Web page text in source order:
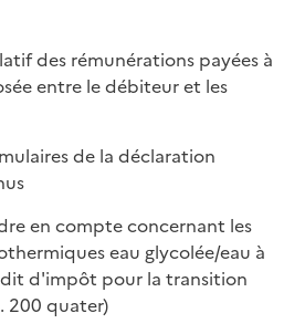
des rémunérations payées à
entre le débiteur et les
de la déclaration
en compte concernant les
eau glycolée/eau à
d'impôt pour la transition
200 quater)